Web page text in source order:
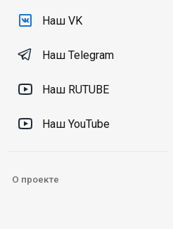
Наш VK
Наш Telegram
Наш RUTUBE
Наш YouTube
О проекте